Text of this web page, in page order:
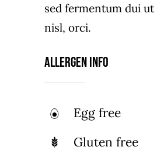
sed fermentum dui ut
nisl, orci.
Allergen Info
Egg free
Gluten free